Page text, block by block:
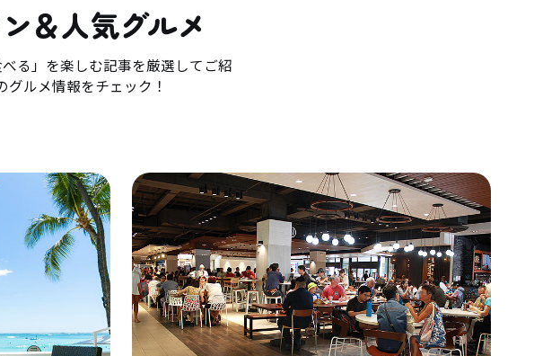
＆人気グルメ
る」を楽しむ記事を厳選してご紹
ルメ情報をチェック！